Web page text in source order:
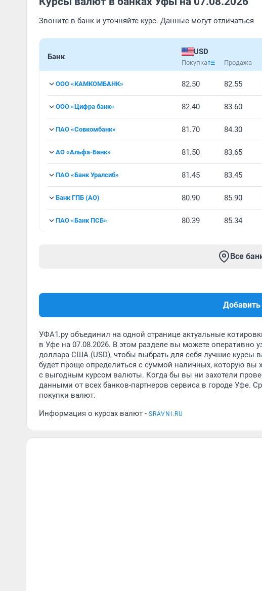
Звоните в банк и уточняйте курс. Данные могут отличаться
Банк
USD
Покупка Продажа
ООО «КАМКОМБАНК» 82.50 82.55
ООО «Цифра банк» 82.40 83.60
ПАО «Совкомбанк» 81.70 84.30
АО «Альфа-Банк» 81.50 83.65
ПАО «Банк Уралсиб» 81.45 83.45
Банк ГПБ (АО) 80.90 85.90
ПАО «Банк ПСБ» 80.39 85.34
Все
Добавить
УФА1.ру объединил на одной странице актуальные
в Уфе на 07.08.2026. В этом разделе вы можете
доллара США (USD), чтобы выбрать для себя лучшие
будет проще определиться с суммой наличных, которую вы
с выгодным курсом валюты. Когда бы вы ни захотели
данными от всех банков-партнеров сервиса в городе Уфе.
покупки валют.
Информация о курсах валют - SRAVNI.RU